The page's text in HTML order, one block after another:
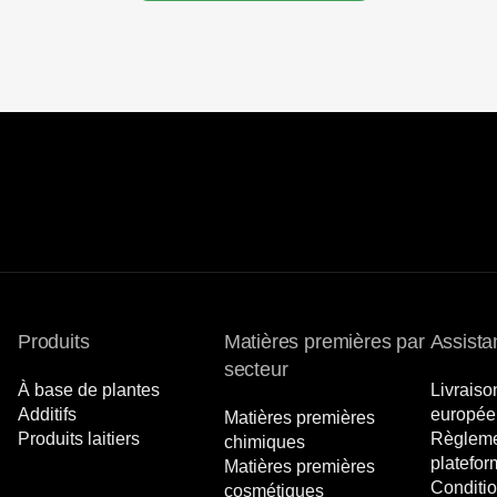
Produits
À base de plantes
Additifs
Produits laitiers
Matières premières par
secteur
Matières premières
chimiques
Matières premières
cosmétiques